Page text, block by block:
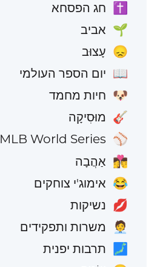
✝️ חג הפסחא
🌱 אביב
😞 עָצוּב
📖 יום הספר העולמי
🐶 חיות מחמד
🎸 מוּסִיקָה
⚾
MLB World Series
👩‍❤️‍💋‍👨 אַהֲבָה
😂 אימוג'י צוחקים
💋 נשיקות
🧑‍💼 משרות ותפקידים
🗾 תרבות יפנית